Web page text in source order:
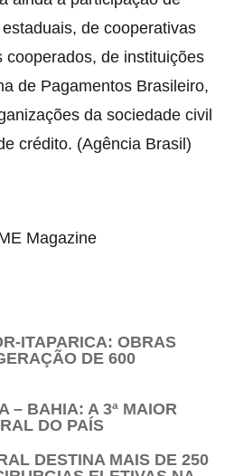
de cooperativas
cooperados, de instituições
de Pagamentos Brasileiro,
da sociedade civil
crédito. (Agência Brasil)
Magazine
ITAPARICA: OBRAS
DE 600
– BAHIA: A 3ª MAIOR
DO PAÍS
DESTINA MAIS DE 250